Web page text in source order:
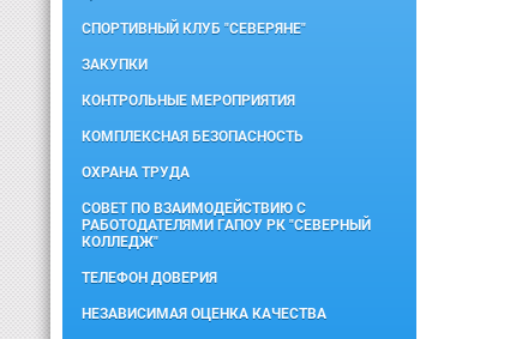
СПОРТИВНЫЙ КЛУБ "СЕВЕРЯНЕ"
ЗАКУПКИ
КОНТРОЛЬНЫЕ МЕРОПРИЯТИЯ
КОМПЛЕКСНАЯ БЕЗОПАСНОСТЬ
ОХРАНА ТРУДА
СОВЕТ ПО ВЗАИМОДЕЙСТВИЮ С
РАБОТОДАТЕЛЯМИ ГАПОУ РК "СЕВЕРНЫЙ
КОЛЛЕДЖ"
ТЕЛЕФОН ДОВЕРИЯ
НЕЗАВИСИМАЯ ОЦЕНКА КАЧЕСТВА